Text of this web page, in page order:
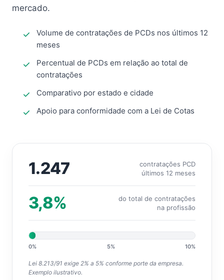
mercado.
Volume de contratações de PCDs nos últimos 12
meses
Percentual de PCDs em relação ao total de
contratações
Comparativo por estado e cidade
Apoio para conformidade com a Lei de Cotas
1.247
contratações PCD
últimos 12 meses
3,8%
do total de contratações
na profissão
0% 5% 10%
Lei 8.213/91 exige 2% a 5% conforme porte da empresa.
Exemplo ilustrativo.